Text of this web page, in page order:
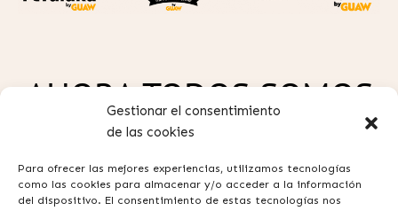
Gestionar el consentimiento
de las cookies
Para ofrecer las mejores experiencias, utilizamos tecnologías
como las cookies para almacenar y/o acceder a la información
del dispositivo. El consentimiento de estas tecnologías nos
AHORA TODOS SOMOS
GUAW